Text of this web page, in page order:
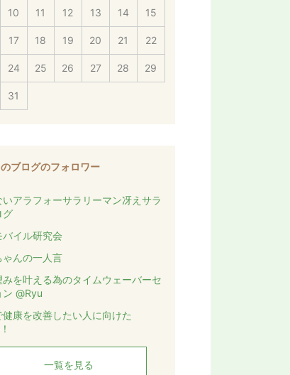
10 11 12 13 14 15
17 18 19 20 21 22
24 25 26 27 28 29
31
ブログのフォロワー
いアラフォーサラリーマン冴えサラ
グ
バイル研究会
ゃんの一人言
みを叶える為のタイムウェーバーセ
ン @Ryu
健康を改善したい人に向けた
一覧を見る